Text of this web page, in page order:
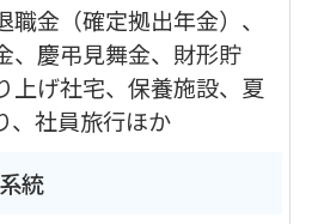
金（確定拠出年金）、
、慶弔見舞金、財形貯
上げ社宅、保養施設、夏
、社員旅行ほか
統